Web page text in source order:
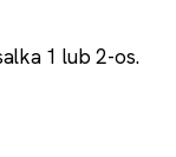
1 lub 2-os.